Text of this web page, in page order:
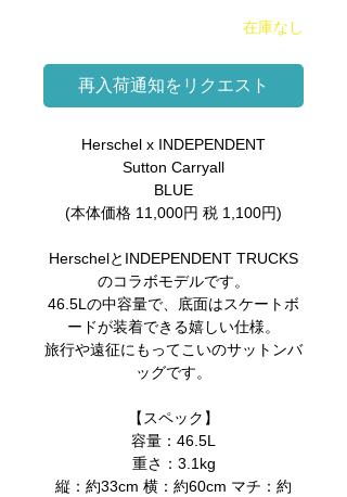
在庫なし
再入荷通知をリクエスト
Herschel x INDEPENDENT
Sutton Carryall
BLUE
(本体価格 11,000円 税 1,100円)
HerschelとINDEPENDENT TRUCKS
のコラボモデルです。
46.5Lの中容量で、底面はスケートボ
ードが装着できる嬉しい仕様。
旅行や遠征にもってこいのサットンバ
ッグです。
【スペック】
容量：46.5L
重さ：3.1kg
縦：約33cm 横：約60cm マチ：約